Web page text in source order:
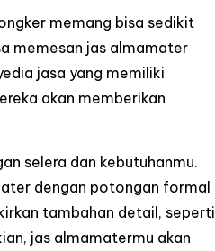
memang bisa sedikit
memesan jas almamater
jasa yang memiliki
akan memberikan
selera dan kebutuhanmu.
dengan potongan formal
tambahan detail, seperti
jas almamatermu akan